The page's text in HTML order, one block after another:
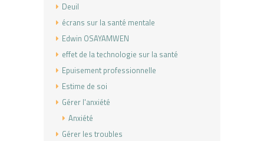
Deuil
écrans sur la santé mentale
Edwin OSAYAMWEN
effet de la technologie sur la santé
Epuisement professionnelle
Estime de soi
Gérer l'anxiété
Anxiété
Gérer les troubles